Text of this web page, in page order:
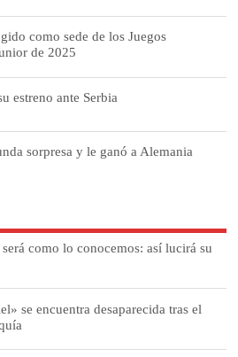
como sede de los Juegos
de 2025
estreno ante Serbia
sorpresa y le ganó a Alemania
como lo conocemos: así lucirá su
se encuentra desaparecida tras el